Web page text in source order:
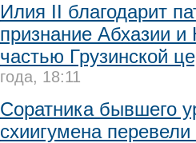
Илия II благодарит
признание Абхазии
частью Грузинской
года, 18:11
Соратника бывшего
схиигумена